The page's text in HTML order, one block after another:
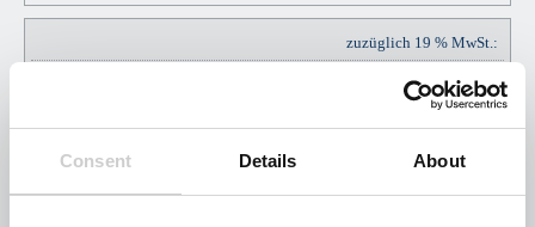
Consent Details About
zuzüglich 19 % MwSt.:
EUR
EUR 45,60